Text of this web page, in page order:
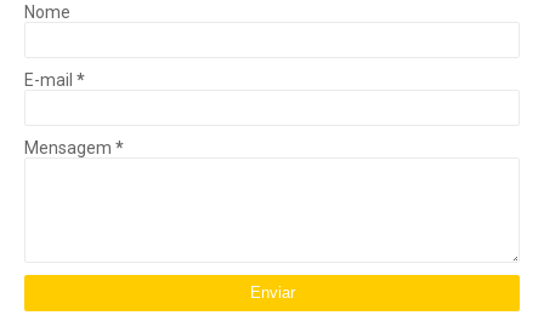
Nome
E-mail *
Mensagem *